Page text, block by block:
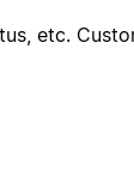
etc.